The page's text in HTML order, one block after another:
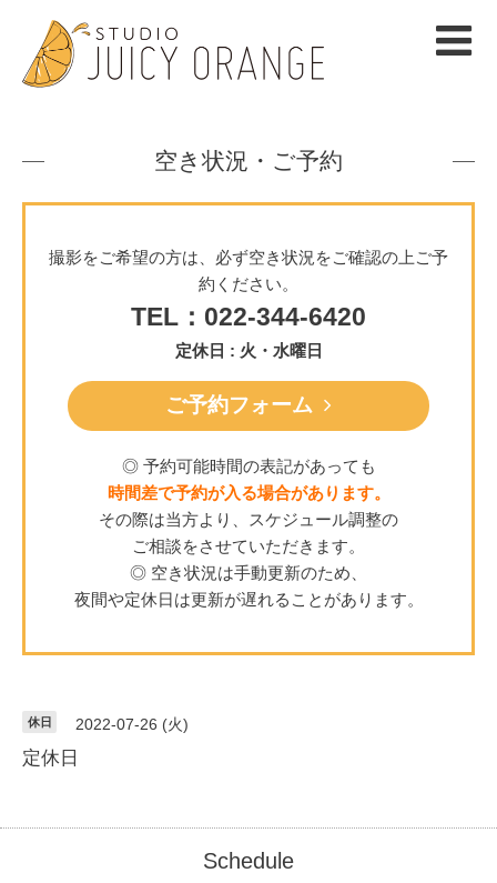
空き状況・ご予約
撮影をご希望の方は、必ず空き状況をご確認の上ご予
約ください。
TEL：022-344-6420
定休日 : 火・水曜日
ご予約フォーム
◎ 予約可能時間の表記があっても
時間差で予約が入る場合があります。
その際は当方より、スケジュール調整の
ご相談をさせていただきます。
◎ 空き状況は手動更新のため、
夜間や定休日は更新が遅れることがあります。
休日 2022-07-26 (火)
定休日
Schedule